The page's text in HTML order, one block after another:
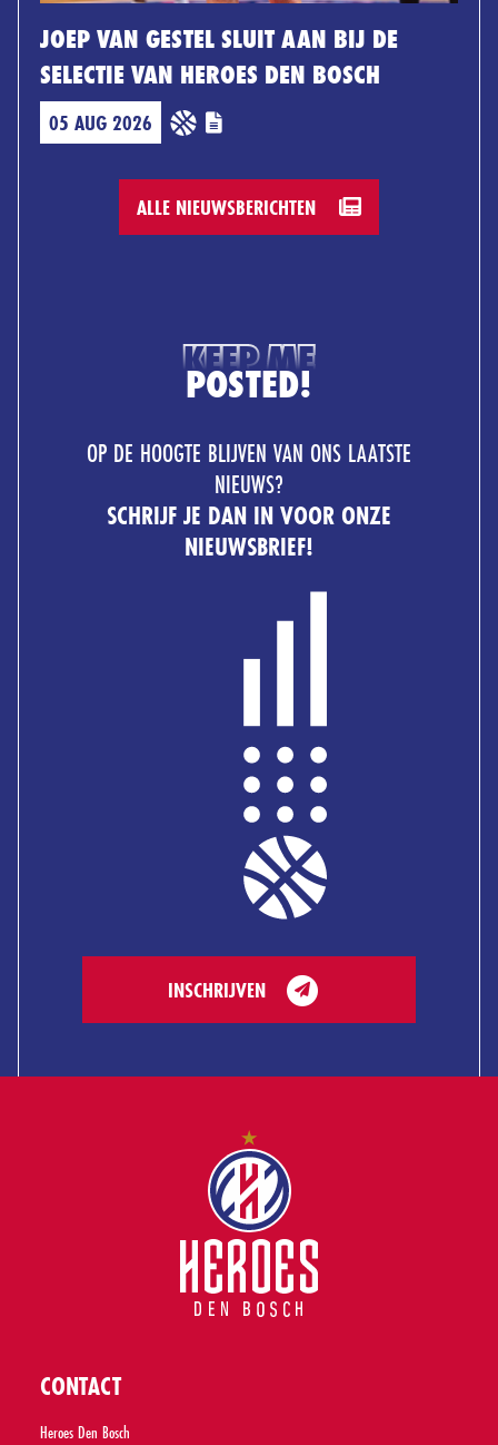
JOEP VAN GESTEL SLUIT AAN BIJ DE
SELECTIE VAN HEROES DEN BOSCH
05 AUG 2026
ALLE NIEUWSBERICHTEN
KEEP ME
POSTED!
OP DE HOOGTE BLIJVEN VAN ONS LAATSTE
NIEUWS?
SCHRIJF JE DAN IN VOOR ONZE
NIEUWSBRIEF!
INSCHRIJVEN
CONTACT
Heroes Den Bosch